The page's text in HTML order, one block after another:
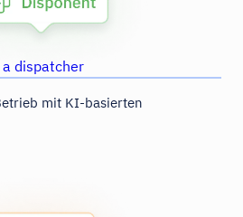
mit KI-basierten